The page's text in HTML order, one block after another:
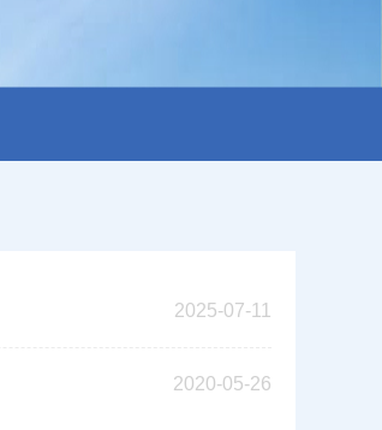
2025-07-11
2020-05-26